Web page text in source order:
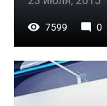
7599 0